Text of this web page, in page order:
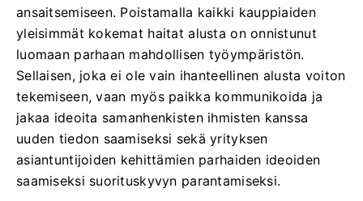
ansaitsemiseen. Poistamalla kaikki kauppiaiden
yleisimmät kokemat haitat alusta on onnistunut
luomaan parhaan mahdollisen työympäristön.
Sellaisen, joka ei ole vain ihanteellinen alusta voiton
tekemiseen, vaan myös paikka kommunikoida ja
jakaa ideoita samanhenkisten ihmisten kanssa
uuden tiedon saamiseksi sekä yrityksen
asiantuntijoiden kehittämien parhaiden ideoiden
saamiseksi suorituskyvyn parantamiseksi.